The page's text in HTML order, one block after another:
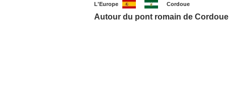
L'Europe Cordoue
Autour du pont romain de Cordoue